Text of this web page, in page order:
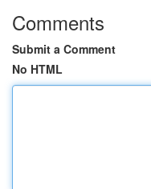
Comments
Submit a Comment
No HTML